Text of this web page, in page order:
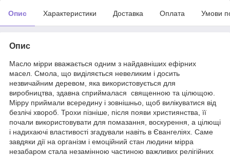
Опис Характеристики Доставка Оплата Умови
Опис
Масло мірри вважається одним з найдавніших ефірних
масел. Смола, що виділяється невеликим і досить
незвичайним деревом, яка використовується для
виробництва, здавна сприймалася священною та цілющою.
Мірру приймали всередину і зовнішньо, щоб вилікуватися від
безлічі хвороб. Трохи пізніше, після появи християнства, її
почали використовувати для помазання, воскурення, а цілющі
і надихаючі властивості згадували навіть в Євангеліях. Саме
завдяки дії на організм і емоційний стан людини мірра
незабаром стала незамінною частиною важливих релігійних